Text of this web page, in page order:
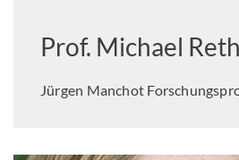
Prof. Michael
Jürgen Manchot